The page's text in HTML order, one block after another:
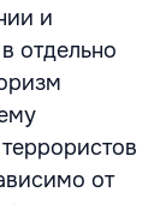
и
отдельно
от